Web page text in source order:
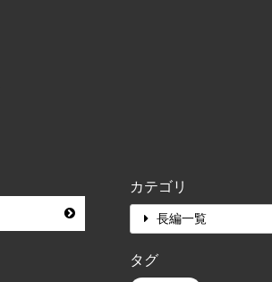
カテゴリ
長編一覧
タグ